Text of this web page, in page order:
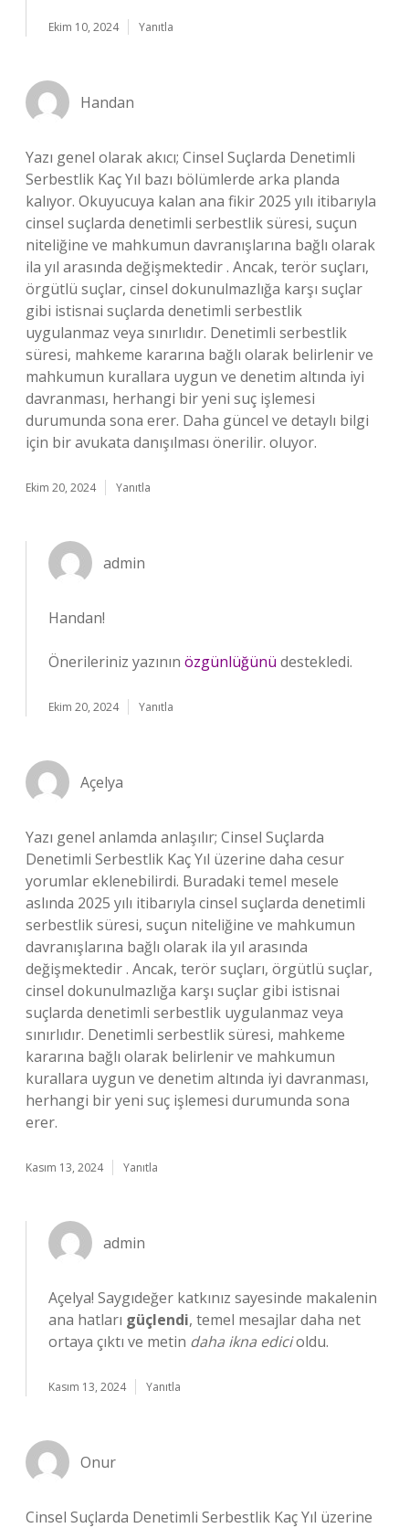
Ekim 10, 2024 Yanıtla
Handan
Yazı genel olarak akıcı; Cinsel Suçlarda Denetimli
Serbestlik Kaç Yıl bazı bölümlerde arka planda
kalıyor. Okuyucuya kalan ana fikir 2025 yılı itibarıyla
cinsel suçlarda denetimli serbestlik süresi, suçun
niteliğine ve mahkumun davranışlarına bağlı olarak
ila yıl arasında değişmektedir . Ancak, terör suçları,
örgütlü suçlar, cinsel dokunulmazlığa karşı suçlar
gibi istisnai suçlarda denetimli serbestlik
uygulanmaz veya sınırlıdır. Denetimli serbestlik
süresi, mahkeme kararına bağlı olarak belirlenir ve
mahkumun kurallara uygun ve denetim altında iyi
davranması, herhangi bir yeni suç işlemesi
durumunda sona erer. Daha güncel ve detaylı bilgi
için bir avukata danışılması önerilir. oluyor.
Ekim 20, 2024 Yanıtla
admin
Handan!
Önerileriniz yazının özgünlüğünü destekledi.
Ekim 20, 2024 Yanıtla
Açelya
Yazı genel anlamda anlaşılır; Cinsel Suçlarda
Denetimli Serbestlik Kaç Yıl üzerine daha cesur
yorumlar eklenebilirdi. Buradaki temel mesele
aslında 2025 yılı itibarıyla cinsel suçlarda denetimli
serbestlik süresi, suçun niteliğine ve mahkumun
davranışlarına bağlı olarak ila yıl arasında
değişmektedir . Ancak, terör suçları, örgütlü suçlar,
cinsel dokunulmazlığa karşı suçlar gibi istisnai
suçlarda denetimli serbestlik uygulanmaz veya
sınırlıdır. Denetimli serbestlik süresi, mahkeme
kararına bağlı olarak belirlenir ve mahkumun
kurallara uygun ve denetim altında iyi davranması,
herhangi bir yeni suç işlemesi durumunda sona
erer.
Kasım 13, 2024 Yanıtla
admin
Açelya! Saygıdeğer katkınız sayesinde makalenin
ana hatları güçlendi, temel mesajlar daha net
ortaya çıktı ve metin daha ikna edicioldu.
Kasım 13, 2024 Yanıtla
Onur
Cinsel Suçlarda Denetimli Serbestlik Kaç Yıl üzerine